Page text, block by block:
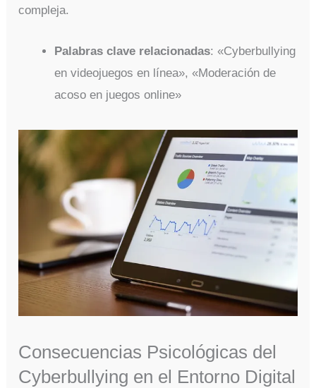
compleja.
Palabras clave relacionadas: «Cyberbullying
en videojuegos en línea», «Moderación de
acoso en juegos online»
Consecuencias Psicológicas del
Cyberbullying en el Entorno Digital